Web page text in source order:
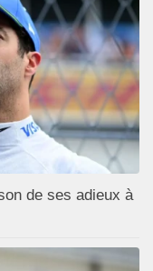
de ses adieux à